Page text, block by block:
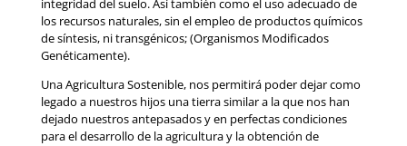
integridad del suelo. Así también como el uso adecuado de
los recursos naturales, sin el empleo de productos químicos
de síntesis, ni transgénicos; (Organismos Modificados
Genéticamente).
Una Agricultura Sostenible, nos permitirá poder dejar como
legado a nuestros hijos una tierra similar a la que nos han
dejado nuestros antepasados y en perfectas condiciones
para el desarrollo de la agricultura y la obtención de